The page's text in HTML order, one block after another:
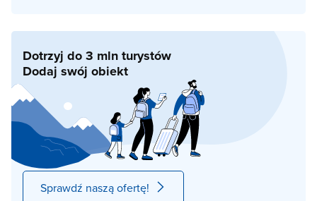
Dotrzyj do 3 mln turystów
Dodaj swój obiekt
Sprawdź naszą ofertę!